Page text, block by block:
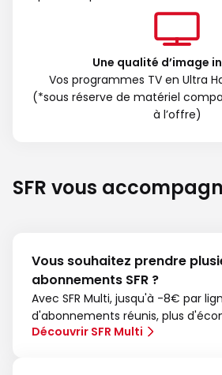
Une qualité d’image
Vos programmes TV en Ultra
(*sous réserve de matériel
à l’offre)
SFR vous
Vous souhaitez prendre
abonnements SFR ?
Avec SFR Multi, jusqu'à -8€ par
d'abonnements réunis, plus
Découvrir SFR Multi